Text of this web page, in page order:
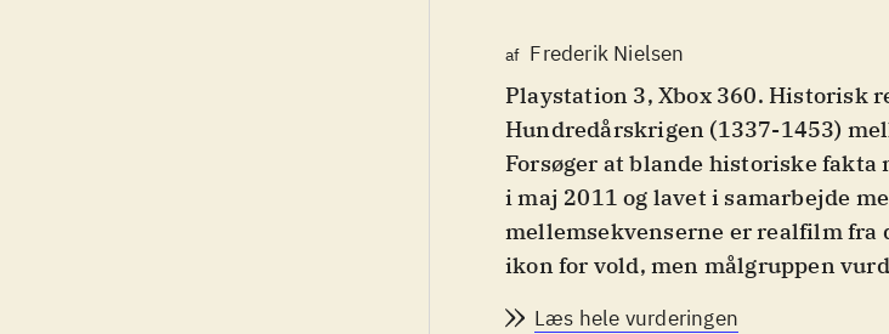
af Frederik Nielsen
Playstation 3, Xbox 360. Historisk
Hundredårskrigen (1337-1453)
Forsøger at blande historiske fakta
i maj 2011 og lavet i samarbejde
mellemsekvenserne er realfilm fra
ikon for vold, men målgruppen
Læs hele vurderingen